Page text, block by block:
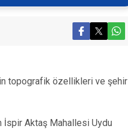
topografik özellikleri ve şehir
İspir Aktaş Mahallesi Uydu